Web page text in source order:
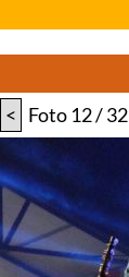
< Foto 12 / 32